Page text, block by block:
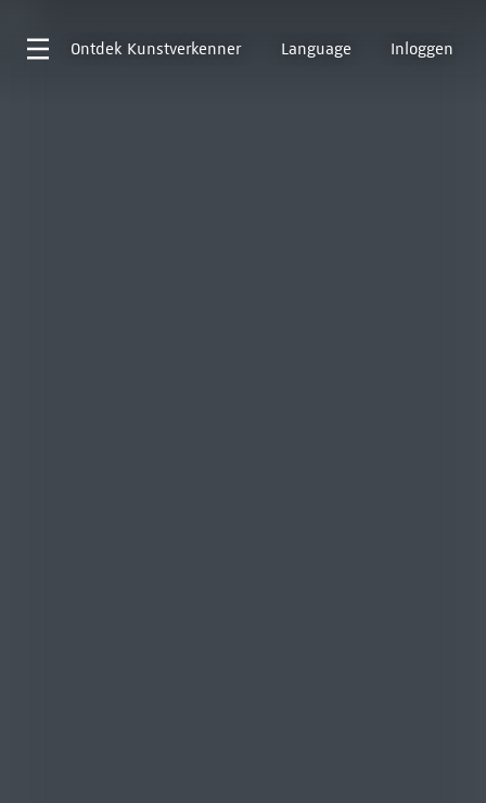
Ontdek Kunstverkenner Language Inloggen